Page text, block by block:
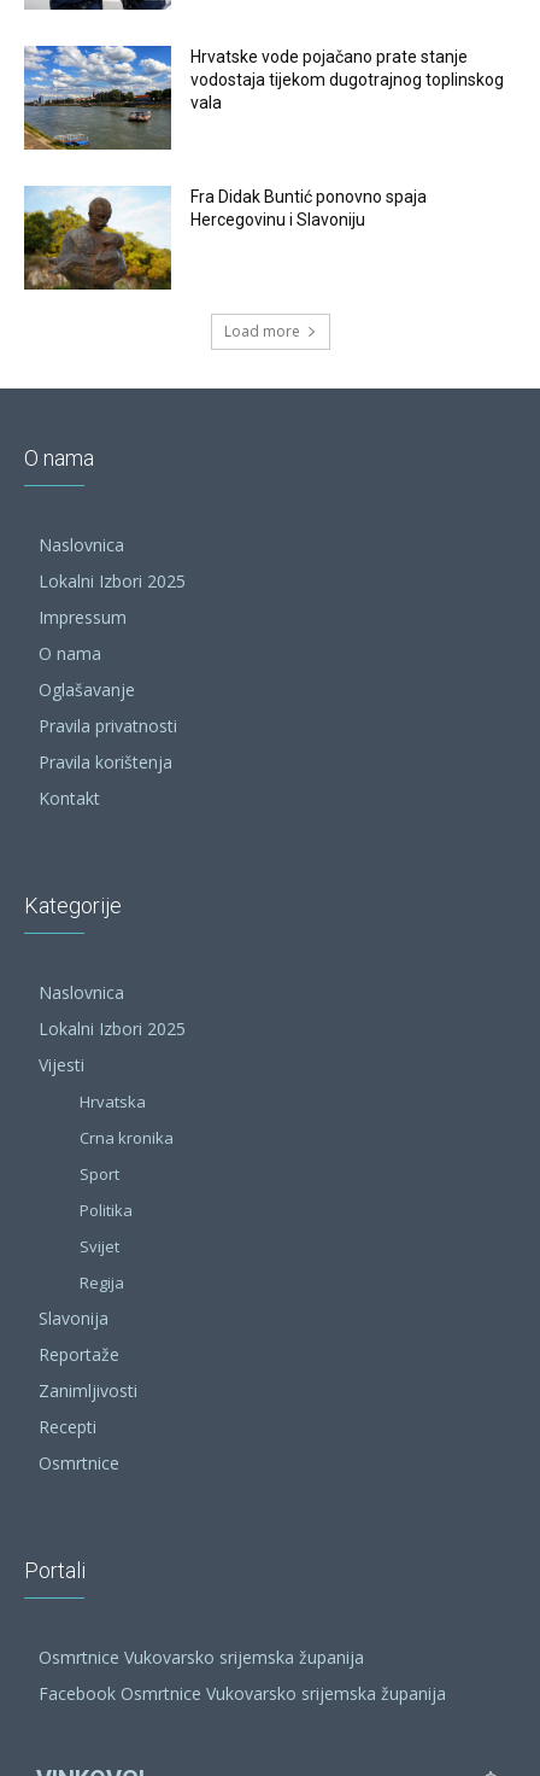
Hrvatske vode pojačano prate stanje
vodostaja tijekom dugotrajnog toplinskog
vala
Fra Didak Buntić ponovno spaja
Hercegovinu i Slavoniju
Load more
O nama
Naslovnica
Lokalni Izbori 2025
Impressum
O nama
Oglašavanje
Pravila privatnosti
Pravila korištenja
Kontakt
Kategorije
Naslovnica
Lokalni Izbori 2025
Vijesti
Hrvatska
Crna kronika
Sport
Politika
Svijet
Regija
Slavonija
Reportaže
Zanimljivosti
Recepti
Osmrtnice
Portali
Osmrtnice Vukovarsko srijemska županija
Facebook Osmrtnice Vukovarsko srijemska županija